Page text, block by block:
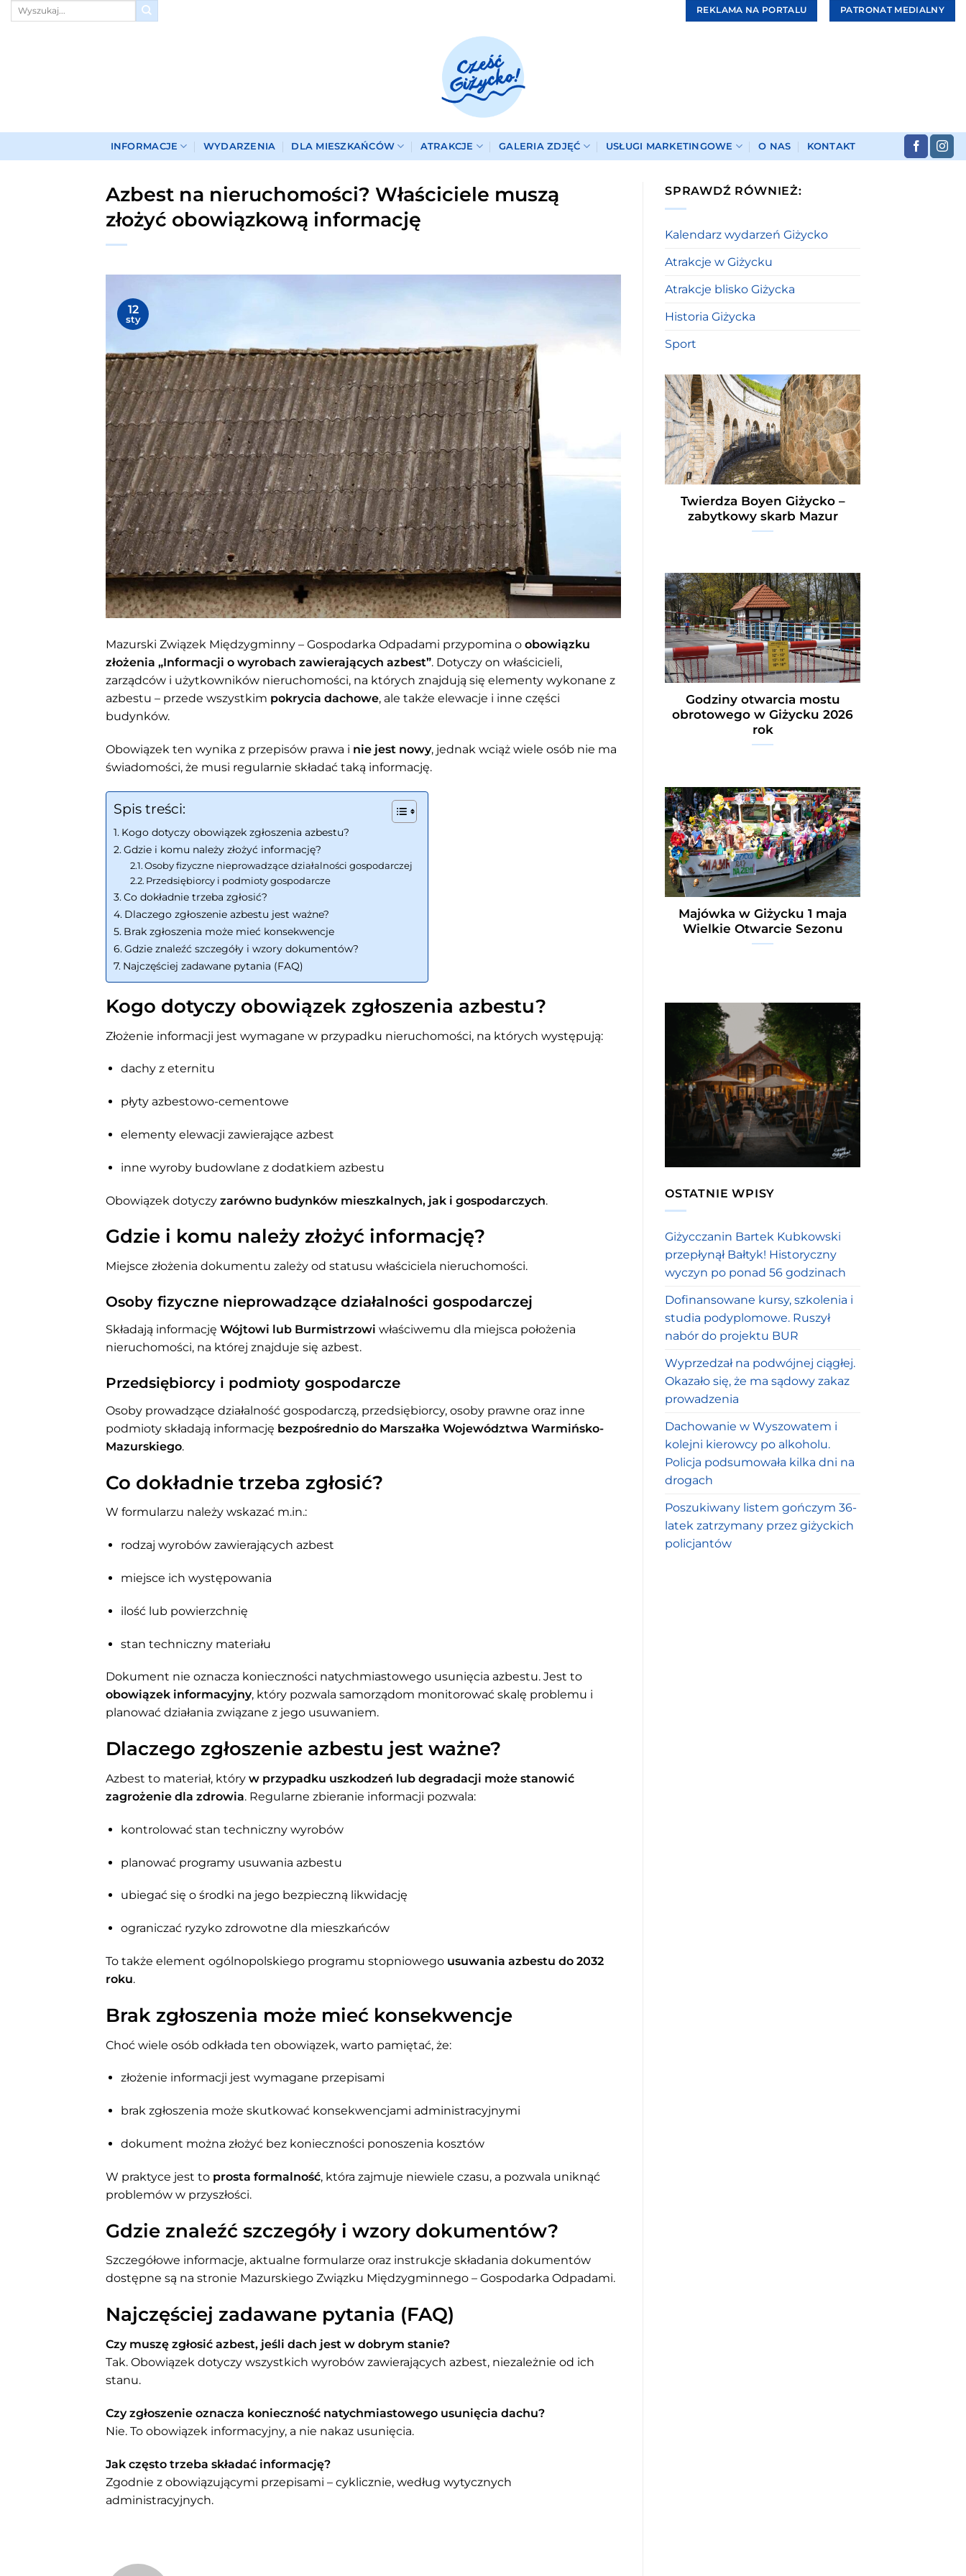
Przewiń
REKLAMA NA PORTALU PATRONAT MEDIALNY
INFORMACJE WYDARZENIA DLA MIESZKAŃCÓW ATRAKCJE GALERIA ZDJĘĆ USŁUGI MARKETINGOWE O NAS KONTAKT
Azbest na nieruchomości? Właściciele muszą
złożyć obowiązkową informację
12
sty
Mazurski Związek Międzygminny – Gospodarka Odpadami przypomina o obowiązku
złożenia „Informacji o wyrobach zawierających azbest”. Dotyczy on właścicieli,
zarządców i użytkowników nieruchomości, na których znajdują się elementy wykonane z
azbestu – przede wszystkim pokrycia dachowe, ale także elewacje i inne części
budynków.
Obowiązek ten wynika z przepisów prawa i nie jest nowy, jednak wciąż wiele osób nie ma
świadomości, że musi regularnie składać taką informację.
Spis treści:
Kogo dotyczy obowiązek zgłoszenia azbestu?
Gdzie i komu należy złożyć informację?
Osoby fizyczne nieprowadzące działalności gospodarczej
Przedsiębiorcy i podmioty gospodarcze
Co dokładnie trzeba zgłosić?
Dlaczego zgłoszenie azbestu jest ważne?
Brak zgłoszenia może mieć konsekwencje
Gdzie znaleźć szczegóły i wzory dokumentów?
Najczęściej zadawane pytania (FAQ)
Kogo dotyczy obowiązek zgłoszenia azbestu?
Złożenie informacji jest wymagane w przypadku nieruchomości, na których występują:
dachy z eternitu
płyty azbestowo-cementowe
elementy elewacji zawierające azbest
inne wyroby budowlane z dodatkiem azbestu
Obowiązek dotyczy zarówno budynków mieszkalnych, jak i gospodarczych.
Gdzie i komu należy złożyć informację?
Miejsce złożenia dokumentu zależy od statusu właściciela nieruchomości.
Osoby fizyczne nieprowadzące działalności gospodarczej
Składają informację Wójtowi lub Burmistrzowi właściwemu dla miejsca położenia
nieruchomości, na której znajduje się azbest.
Przedsiębiorcy i podmioty gospodarcze
Osoby prowadzące działalność gospodarczą, przedsiębiorcy, osoby prawne oraz inne
podmioty składają informację bezpośrednio do Marszałka Województwa Warmińsko-
Mazurskiego.
Co dokładnie trzeba zgłosić?
W formularzu należy wskazać m.in.:
rodzaj wyrobów zawierających azbest
miejsce ich występowania
ilość lub powierzchnię
stan techniczny materiału
Dokument nie oznacza konieczności natychmiastowego usunięcia azbestu. Jest to
obowiązek informacyjny, który pozwala samorządom monitorować skalę problemu i
planować działania związane z jego usuwaniem.
Dlaczego zgłoszenie azbestu jest ważne?
Azbest to materiał, który w przypadku uszkodzeń lub degradacji może stanowić
zagrożenie dla zdrowia. Regularne zbieranie informacji pozwala:
kontrolować stan techniczny wyrobów
planować programy usuwania azbestu
ubiegać się o środki na jego bezpieczną likwidację
ograniczać ryzyko zdrowotne dla mieszkańców
To także element ogólnopolskiego programu stopniowego usuwania azbestu do 2032
roku.
Brak zgłoszenia może mieć konsekwencje
Choć wiele osób odkłada ten obowiązek, warto pamiętać, że:
złożenie informacji jest wymagane przepisami
brak zgłoszenia może skutkować konsekwencjami administracyjnymi
dokument można złożyć bez konieczności ponoszenia kosztów
W praktyce jest to prosta formalność, która zajmuje niewiele czasu, a pozwala uniknąć
problemów w przyszłości.
Gdzie znaleźć szczegóły i wzory dokumentów?
Szczegółowe informacje, aktualne formularze oraz instrukcje składania dokumentów
dostępne są na stronie Mazurskiego Związku Międzygminnego – Gospodarka Odpadami.
Najczęściej zadawane pytania (FAQ)
Czy muszę zgłosić azbest, jeśli dach jest w dobrym stanie?
Tak. Obowiązek dotyczy wszystkich wyrobów zawierających azbest, niezależnie od ich
stanu.
Czy zgłoszenie oznacza konieczność natychmiastowego usunięcia dachu?
Nie. To obowiązek informacyjny, a nie nakaz usunięcia.
Jak często trzeba składać informację?
Zgodnie z obowiązującymi przepisami – cyklicznie, według wytycznych
administracyjnych.
SPRAWDŹ RÓWNIEŻ:
Kalendarz wydarzeń Giżycko
Atrakcje w Giżycku
Atrakcje blisko Giżycka
Historia Giżycka
Sport
Twierdza Boyen Giżycko –
zabytkowy skarb Mazur
Godziny otwarcia mostu
obrotowego w Giżycku 2026
rok
Majówka w Giżycku 1 maja
Wielkie Otwarcie Sezonu
OSTATNIE WPISY
Giżycczanin Bartek Kubkowski
przepłynął Bałtyk! Historyczny
wyczyn po ponad 56 godzinach
Dofinansowane kursy, szkolenia i
studia podyplomowe. Ruszył
nabór do projektu BUR
Wyprzedzał na podwójnej ciągłej.
Okazało się, że ma sądowy zakaz
prowadzenia
Dachowanie w Wyszowatem i
kolejni kierowcy po alkoholu.
Policja podsumowała kilka dni na
drogach
Poszukiwany listem gończym 36-
latek zatrzymany przez giżyckich
policjantów